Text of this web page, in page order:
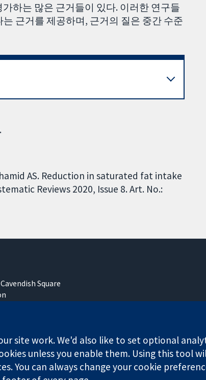
하는 많은 근거들이 있다. 이러한 연구들
근거를 제공하며, 근거의 질은 중간 수준
AS. Reduction in saturated fat intake
Reviews 2020, Issue 8. Art. No.:
Square
site work. We'd also like to set optional
unless you enable them. Using this tool
You can always change your cookie